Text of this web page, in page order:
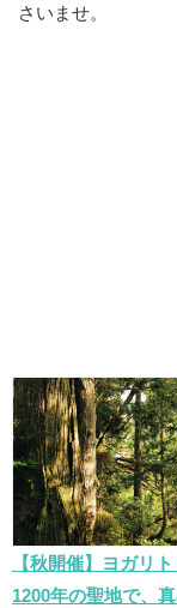
さいませ。
【秋開催】ヨガリ
1200年の聖地で、